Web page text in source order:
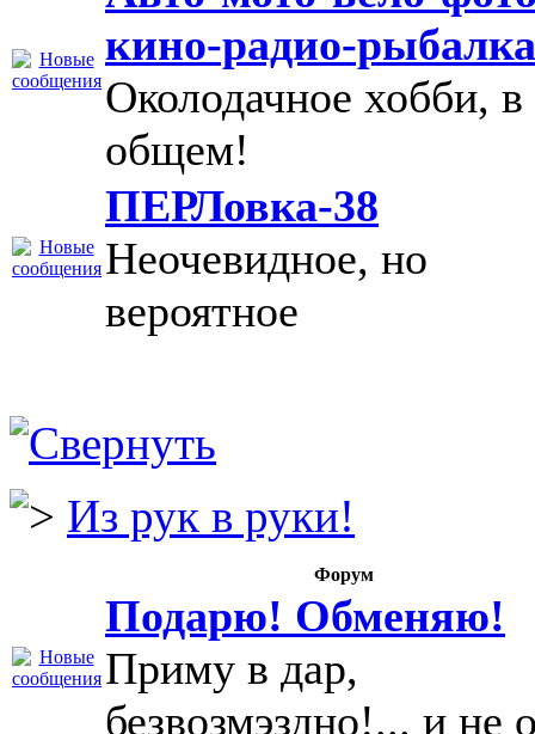
кино-радио-рыбалка
Околодачное хобби, в
общем!
ПЕРЛовка-38
Неочевидное, но
вероятное
Из рук в руки!
Форум
Подарю! Обменяю!
Приму в дар,
безвозмэздно!... и не